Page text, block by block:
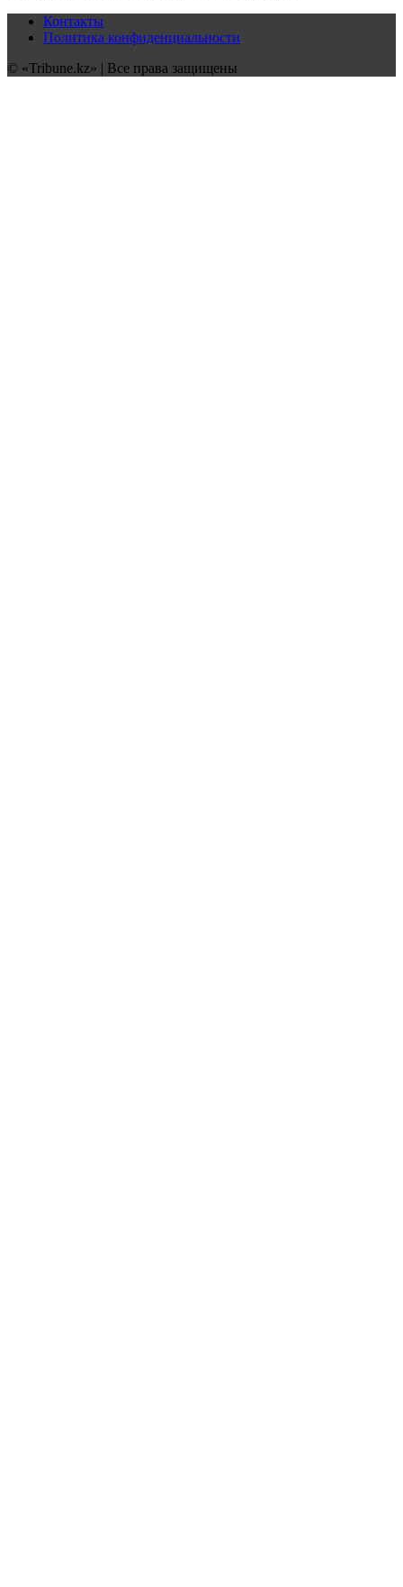
Контакты
Политика конфиденциальности
© «Tribune.kz» | Все права защищены